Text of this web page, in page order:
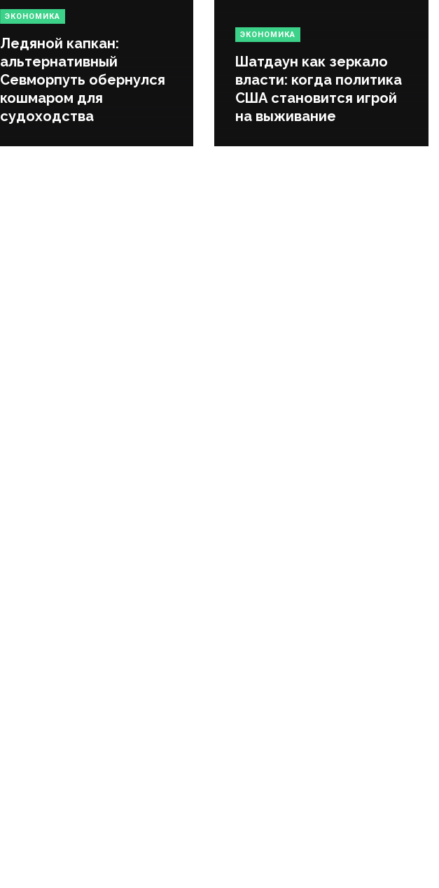
ЭКОНОМИКА
Ледяной капкан:
альтернативный
Севморпуть обернулся
кошмаром для
судоходства
ЭКОНОМИКА
Шатдаун как зеркало
власти: когда политика
США становится игрой
на выживание